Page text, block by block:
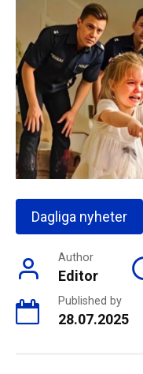
Dagliga nyheter
Author
Editor
Published by
28.07.2025